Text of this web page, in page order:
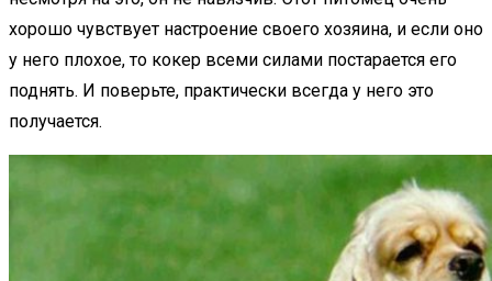
хорошо чувствует настроение своего хозяина, и если оно
у него плохое, то кокер всеми силами постарается его
поднять. И поверьте, практически всегда у него это
получается.